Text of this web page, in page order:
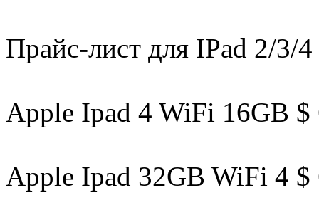
Прайс-лист для IPad 2/3/
Apple Ipad 4 WiFi 16GB $
Apple Ipad 32GB WiFi 4 $